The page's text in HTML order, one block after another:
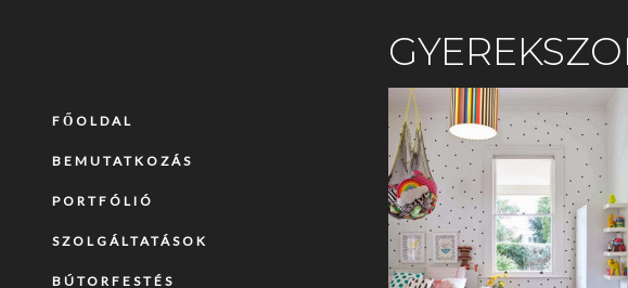
FŐOLDAL
BEMUTATKOZÁS
PORTFÓLIÓ
SZOLGÁLTATÁSOK
BÚTORFESTÉS